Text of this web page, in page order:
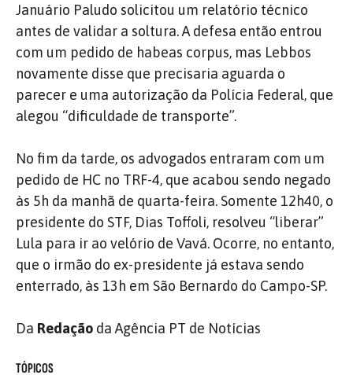
Januário Paludo solicitou um relatório técnico
antes de validar a soltura. A defesa então entrou
com um pedido de habeas corpus, mas Lebbos
novamente disse que precisaria aguarda o
parecer e uma autorização da Polícia Federal, que
alegou “dificuldade de transporte”.
No fim da tarde, os advogados entraram com um
pedido de HC no TRF-4, que acabou sendo negado
às 5h da manhã de quarta-feira. Somente 12h40, o
presidente do STF, Dias Toffoli, resolveu “liberar”
Lula para ir ao velório de Vavá. Ocorre, no entanto,
que o irmão do ex-presidente já estava sendo
enterrado, às 13h em São Bernardo do Campo-SP.
Da Redação da Agência PT de Notícias
TÓPICOS